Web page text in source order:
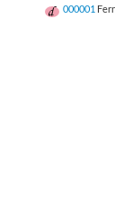
000001